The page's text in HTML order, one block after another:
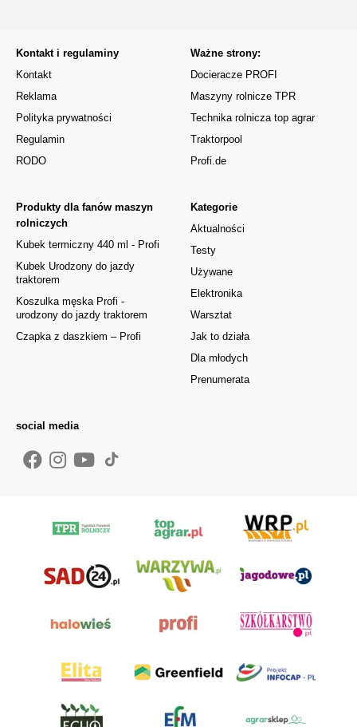
Kontakt i regulaminy
Kontakt
Reklama
Polityka prywatności
Regulamin
RODO
Kategorie
Aktualności
Testy
Używane
Elektronika
Warsztat
Jak to działa
Dla młodych
Prenumerata
Produkty dla fanów maszyn
rolniczych
Kubek termiczny 440 ml - Profi
Kubek Urodzony do jazdy
traktorem
Koszulka męska Profi -
urodzony do jazdy traktorem
Czapka z daszkiem – Profi
Ważne strony:
Docieracze PROFI
Maszyny rolnicze TPR
Technika rolnicza top agrar
Traktorpool
Profi.de
social media